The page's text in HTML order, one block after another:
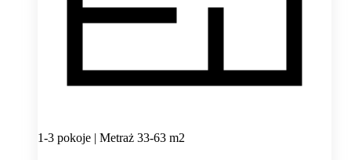
1-3 pokoje | Metraż 33-63 m2